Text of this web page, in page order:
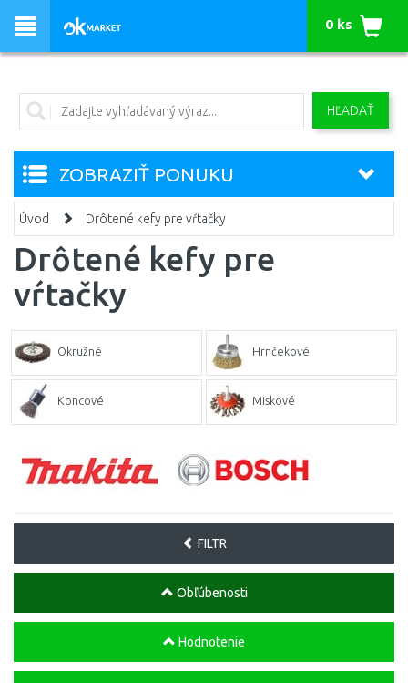
HĽADAŤ
0 ks
ZOBRAZIŤ PONUKU
Úvod Drôtené kefy pre vŕtačky
Drôtené kefy pre
vŕtačky
Okružné Hrnčekové
Koncové Miskové
FILTR
Obľúbenosti
Hodnotenie